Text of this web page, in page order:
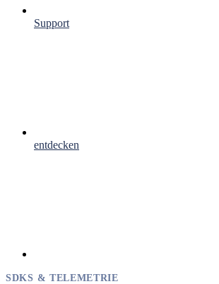
Support
entdecken
SDKS & TELEMETRIE